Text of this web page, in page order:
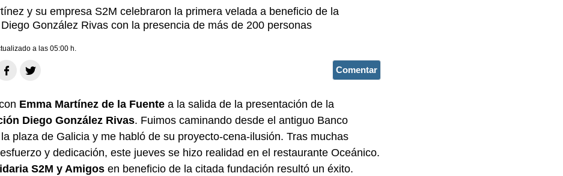
y su empresa S2M celebraron la primera velada a beneficio de la
González Rivas con la presencia de más de 200 personas
a las 05:00 h.
Comentar
Emma Martínez de la Fuentea la salida de la presentación de la
Diego González Rivas. Fuimos caminando desde el antiguo Banco
plaza de Galicia y me habló de su proyecto-cena-ilusión. Tras muchas
y dedicación, este jueves se hizo realidad en el restaurante Oceánico.
S2M y Amigosen beneficio de la citada fundación resultó un éxito.